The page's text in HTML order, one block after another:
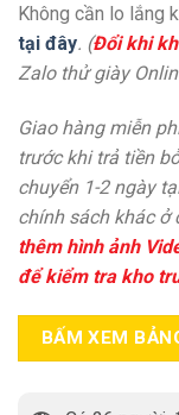
Không cần lo lắng
tại đây. (Đổi khi
Zalo thử giày
Giao hàng miễn
trước khi trả tiền
chuyển 1-2 ngày
chính sách khác ở
thêm hình ảnh
để kiểm tra kho
BẤM XEM